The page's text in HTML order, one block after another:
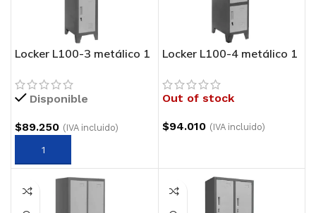
Locker L100-3 metálico 1
Disponible
$89.250 (IVA incluido)
Locker L100-4 metálico 1
Out of stock
$94.010 (IVA incluido)